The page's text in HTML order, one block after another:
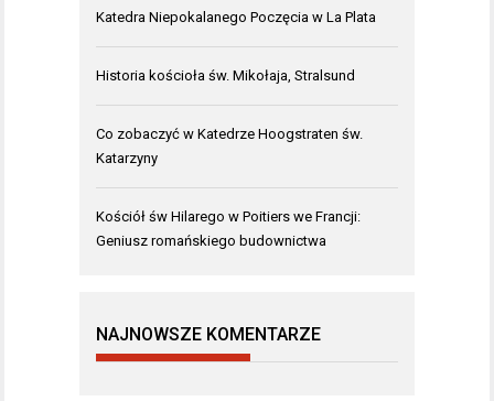
Katedra Niepokalanego Poczęcia w La Plata
Historia kościoła św. Mikołaja, Stralsund
Co zobaczyć w Katedrze Hoogstraten św.
Katarzyny
Kościół św Hilarego w Poitiers we Francji:
Geniusz romańskiego budownictwa
NAJNOWSZE KOMENTARZE